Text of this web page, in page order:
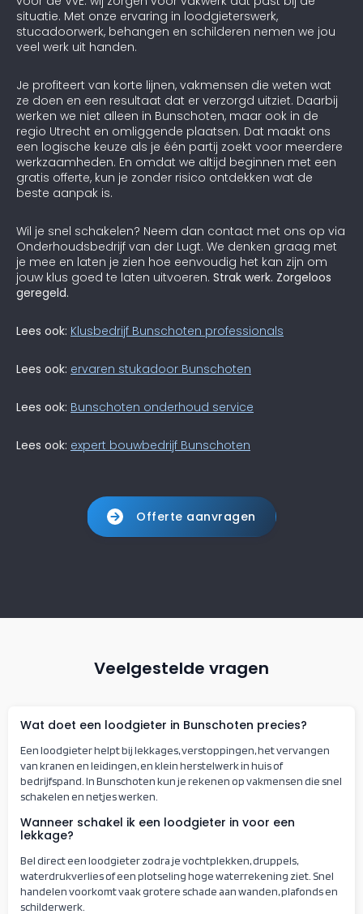
situatie. Met onze ervaring in loodgieterswerk,
stucadoorwerk, behangen en schilderen nemen we jou
veel werk uit handen.
Je profiteert van korte lijnen, vakmensen die weten wat
ze doen en een resultaat dat er verzorgd uitziet. Daarbij
werken we niet alleen in Bunschoten, maar ook in de
regio Utrecht en omliggende plaatsen. Dat maakt ons
een logische keuze als je één partij zoekt voor meerdere
werkzaamheden. En omdat we altijd beginnen met een
gratis offerte, kun je zonder risico ontdekken wat de
beste aanpak is.
Wil je snel schakelen? Neem dan contact met ons op via
Onderhoudsbedrijf van der Lugt. We denken graag met
je mee en laten je zien hoe eenvoudig het kan zijn om
jouw klus goed te laten uitvoeren. Strak werk. Zorgeloos
geregeld.
Lees ook: Klusbedrijf Bunschoten professionals
Lees ook: ervaren stukadoor Bunschoten
Lees ook: Bunschoten onderhoud service
Lees ook: expert bouwbedrijf Bunschoten
Offerte aanvragen
Veelgestelde vragen
Wat doet een loodgieter in Bunschoten precies?
Een loodgieter helpt bij lekkages, verstoppingen, het vervangen
van kranen en leidingen, en klein herstelwerk in huis of
bedrijfspand. In Bunschoten kun je rekenen op vakmensen die snel
schakelen en netjes werken.
Wanneer schakel ik een loodgieter in voor een
lekkage?
Bel direct een loodgieter zodra je vochtplekken, druppels,
waterdrukverlies of een plotseling hoge waterrekening ziet. Snel
handelen voorkomt vaak grotere schade aan wanden, plafonds en
schilderwerk.